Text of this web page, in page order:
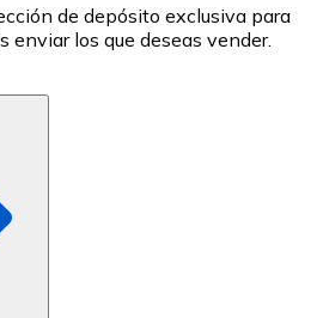
de depósito exclusiva para
enviar los que deseas vender.